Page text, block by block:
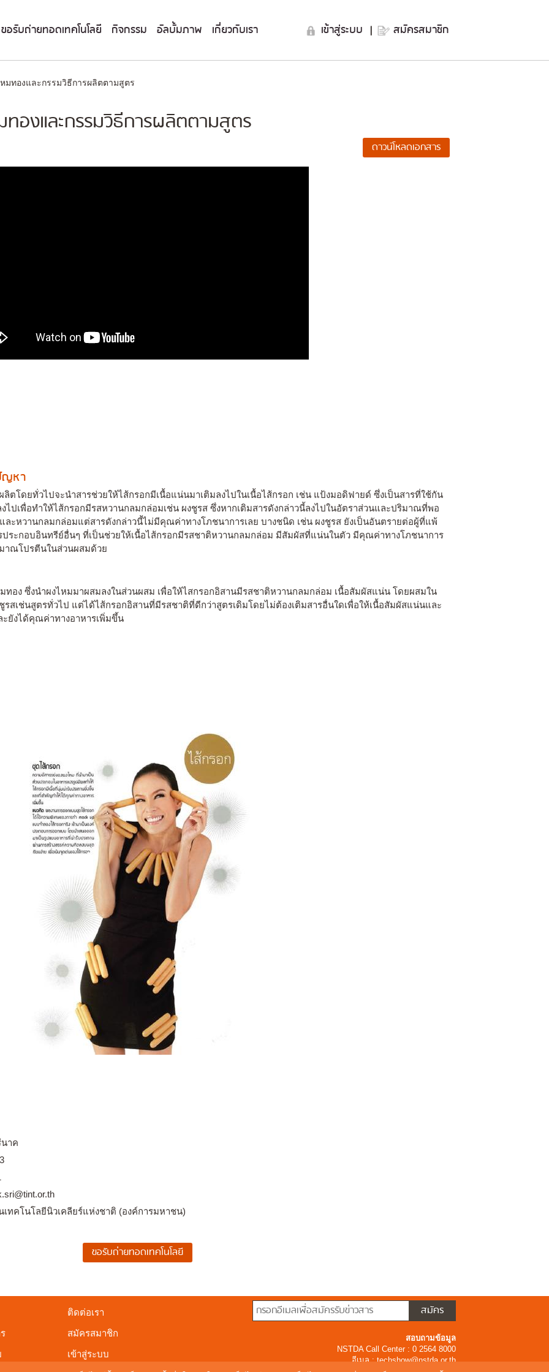
ขอรับถ่ายทอดเทคโนโลยี กิจกรรม อัลบั้มภาพ เกี่ยวกับเรา เข้าสู่ระบบ | สมัครสมาชิก
มทองและกรรมวิธีการผลิตตามสูตร
ทองและกรรมวิธีการผลิตตามสูตร
ญหา
ตโดยทั่วไปจะนำสารช่วยให้ไส้กรอกมีเนื้อแน่นมาเติมลงไปในเนื้อไส้กรอก เช่น แป้งมอดิฟายด์ ซึ่งเป็นสารที่ใช้กัน
ไปเพื่อทำให้ไส้กรอกมีรสหวานกลมกล่อมเช่น ผงชูรส ซึ่งหากเติมสารดังกล่าวนี้ลงไปในอัตราส่วนและปริมาณที่พอ
ละหวานกลมกล่อมแต่สารดังกล่าวนี้ไม่มีคุณค่าทางโภชนาการเลย บางชนิด เช่น ผงชูรส ยังเป็นอันตรายต่อผู้ที่แพ้
ระกอบอินทรีย์อื่นๆ ที่เป็นช่วยให้เนื้อไส้กรอกมีรสชาติหวานกลมกล่อม มีสัมผัสที่แน่นในตัว มีคุณค่าทางโภชนาการ
าณโปรตีนในส่วนผสมด้วย
ทอง ซึ่งนำผงไหมมาผสมลงในส่วนผสม เพื่อให้ไสกรอกอิสานมีรสชาติหวานกลมกล่อม เนื้อสัมผัสแน่น โดยผสมใน
สเช่นสูตรทั่วไป แต่ได้ไส้กรอกอิสานที่มีรสชาติที่ดีกว่าสูตรเดิมโดยไม่ต้องเติมสารอื่นใดเพื่อให้เนื้อสัมผัสแน่นและ
ยังได้คุณค่าทางอาหารเพิ่มขึ้น
าค
ทคโนโลยีนิวเคลียร์แห่งชาติ (องค์การมหาชน)
ติดต่อเรา
สมัครสมาชิก
เข้าสู่ระบบ
สอบถามข้อมูล
NSTDA Call Center : 0 2564 8000
อีเมล :techshow@nstda.or.th